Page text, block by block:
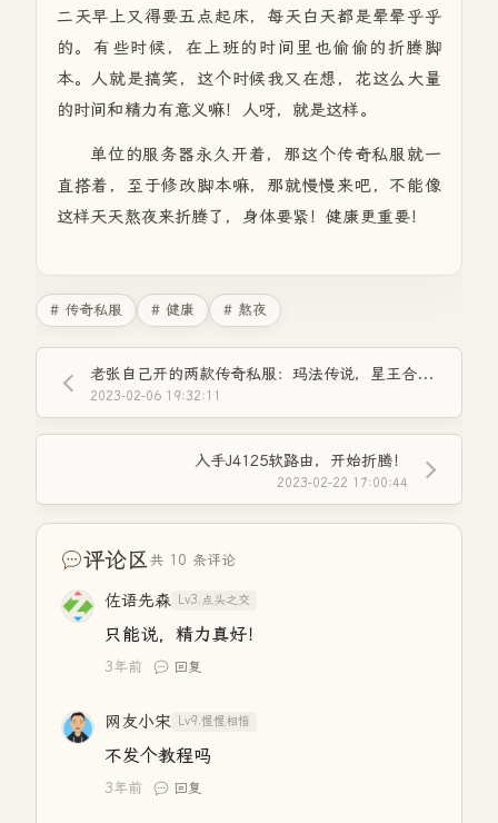
二天早上又得要五点起床，每天白天都是晕晕乎乎
的。有些时候，在上班的时间里也偷偷的折腾脚
本。人就是搞笑，这个时候我又在想，花这么大量
的时间和精力有意义嘛！人呀，就是这样。
单位的服务器永久开着，那这个传奇私服就一
直搭着，至于修改脚本嘛，那就慢慢来吧，不能像
这样天天熬夜来折腾了，身体要紧！健康更重要！
# 传奇私服 # 健康 # 熬夜
老张自己开的两款传奇私服：玛法传说，星王合击，任你来砍！
2023-02-06 19:32:11
入手J4125软路由，开始折腾！
2023-02-22 17:00:44
评论区共 10 条评论
佐语先森 Lv3.点头之交
只能说，精力真好！
3年前 回复
网友小宋 Lv9.惺惺相惜
不发个教程吗
3年前 回复